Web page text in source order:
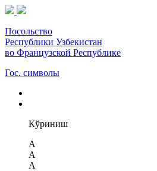
Посольство
Республики Узбекистан
во Французской Республике
Гос. символы
Кўриниш
A
A
A